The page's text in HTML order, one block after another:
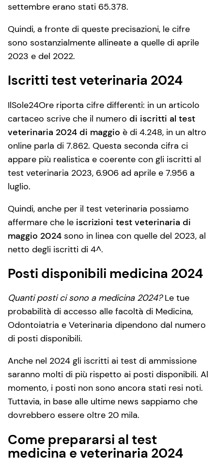
settembre erano stati 65.378.
Quindi, a fronte di queste precisazioni, le cifre
sono sostanzialmente allineate a quelle di aprile
2023 e del 2022.
Iscritti test veterinaria 2024
IlSole24Ore riporta cifre differenti: in un articolo
cartaceo scrive che il numero di iscritti al test
veterinaria 2024 di maggio è di 4.248, in un altro
online parla di 7.862. Questa seconda cifra ci
appare più realistica e coerente con gli iscritti al
test veterinaria 2023, 6.906 ad aprile e 7.956 a
luglio.
Quindi, anche per il test veterinaria possiamo
affermare che le iscrizioni test veterinaria di
maggio 2024 sono in linea con quelle del 2023, al
netto degli iscritti di 4^.
Posti disponibili medicina 2024
Quanti posti ci sono a medicina 2024?Le tue
probabilità di accesso alle facoltà di Medicina,
Odontoiatria e Veterinaria dipendono dal numero
di posti disponibili.
Anche nel 2024 gli iscritti ai test di ammissione
saranno molti di più rispetto ai posti disponibili. Al
momento, i posti non sono ancora stati resi noti.
Tuttavia, in base alle ultime news sappiamo che
dovrebbero essere oltre 20 mila.
Come prepararsi al test
medicina e veterinaria 2024